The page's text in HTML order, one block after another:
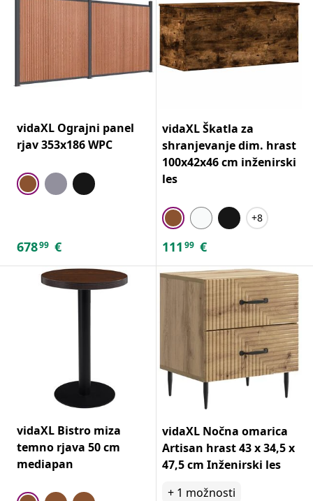
vidaXL Ograjni panel
rjav 353x186 WPC
67899 €
vidaXL Škatla za
shranjevanje dim. hrast
100x42x46 cm inženirski
les
+8
111 99 €
vidaXL Bistro miza
temno rjava 50 cm
mediapan
vidaXL Nočna omarica
Artisan hrast 43 x 34,5 x
47,5 cm Inženirski les
+ 1 možnosti